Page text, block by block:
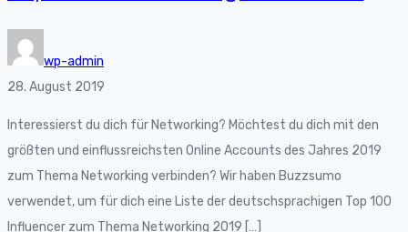
wp-admin
28. August 2019
Interessierst du dich für Networking? Möchtest du dich mit den
größten und einflussreichsten Online Accounts des Jahres 2019
zum Thema Networking verbinden? Wir haben Buzzsumo
verwendet, um für dich eine Liste der deutschsprachigen Top 100
Influencer zum Thema Networking 2019 […]